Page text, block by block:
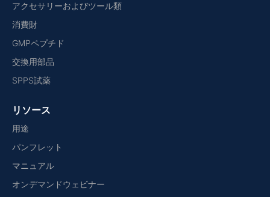
アクセサリーおよびツール類
消費財
GMPペプチド
交換用部品
SPPS試薬
リソース
用途
パンフレット
マニュアル
オンデマンドウェビナー